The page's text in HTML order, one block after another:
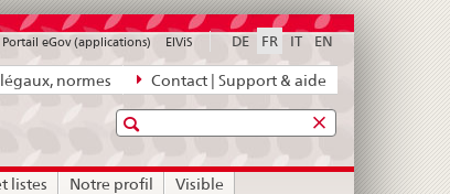
normes Contact | Support & aide
DE FR IT EN
Portail eGov (applications) ElViS
Recherche
listes Notre profil Visible